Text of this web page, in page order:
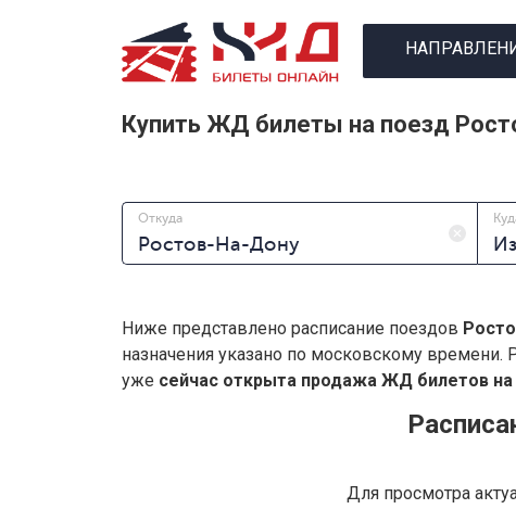
Купить ЖД билеты на поезд
Откуда
Ниже представлено расписание поездов
назначения указано по московскому
уже сейчас открыта продажа ЖД билетов на
Для просмотра